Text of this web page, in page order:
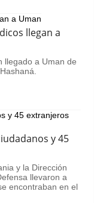
de
llegan a
llegado a Uman de
y 45
y la Dirección
llevaron a
encontraban en el